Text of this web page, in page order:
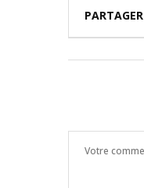
PARTAGER